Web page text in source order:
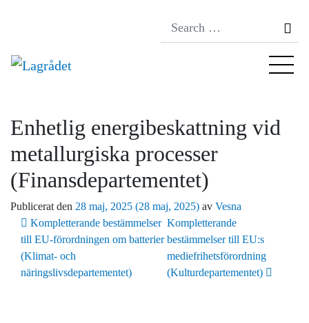
Enhetlig energibeskattning vid
metallurgiska processer
(Finansdepartementet)
Publicerat den 28 maj, 2025 (28 maj, 2025) av Vesna
Inläggsnavigering
Kompletterande bestämmelser
till EU-förordningen om batterier
(Klimat- och
näringslivsdepartementet)
Kompletterande
bestämmelser till EU:s
mediefrihetsförordning
(Kulturdepartementet)